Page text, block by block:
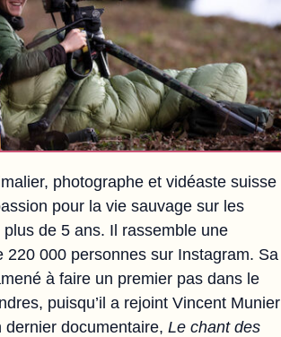
photographe et vidéaste suisse
pour la vie sauvage sur les
de 5 ans. Il rassemble une
220 000 personnes sur Instagram. Sa
à faire un premier pas dans le
puisqu’il a rejoint Vincent Munier
documentaire, Le chant des